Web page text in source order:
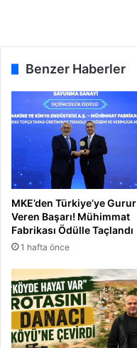
Benzer Haberler
MKE’den Türkiye’ye Gurur
Veren Başarı! Mühimmat
Fabrikası Ödülle Taçlandı
1 hafta önce